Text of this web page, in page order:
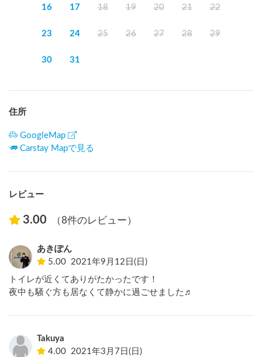
いております。ご希望される場合は、車で約3分の距離にある
1500円～、小人（小学生）：750円～、未就学児： 無料）※
なお、電子レンジやお湯など、施設の設備は使用できません
・スキー場営業期間（12月中旬～3月初旬）はカーステイでの
・花火はゲート近くの第二駐車場でお願いいたします。（打
ち上げ花火不可）
16 17 18 19 20 21 22
23 24 25 26 27 28 29
30 31
住所
GoogleMap
Carstay Mapで見る
レビュー
3.00 （8件のレビュー）
あきぽん
5.00 2021年9月12日(日)
トイレが近くてありがたかったです！
夜中も騒ぐ方も居なくて静かに過ごせました♬
Takuya
4.00 2021年3月7日(日)